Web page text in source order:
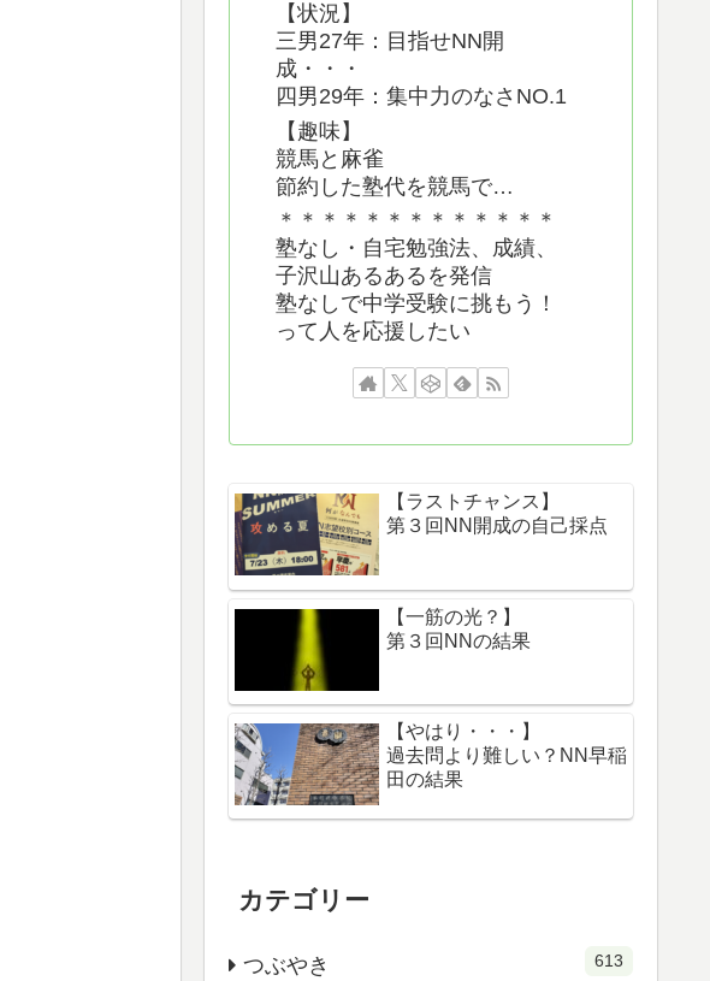
【状況】
三男27年：目指せNN開
成・・・
四男29年：集中力のなさNO.1
【趣味】
競馬と麻雀
節約した塾代を競馬で…
＊＊＊＊＊＊＊＊＊＊＊＊＊
塾なし・自宅勉強法、成績、
子沢山あるあるを発信
塾なしで中学受験に挑もう！
って人を応援したい
【ラストチャンス】
第３回NN開成の自己採点
【一筋の光？】
第３回NNの結果
【やはり・・・】
過去問より難しい？NN早稲
田の結果
カテゴリー
つぶやき 613